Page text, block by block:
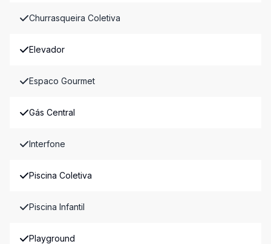
Churrasqueira Coletiva
Elevador
Espaco Gourmet
Gás Central
Interfone
Piscina Coletiva
Piscina Infantil
Playground